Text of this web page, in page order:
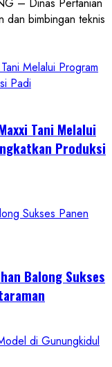
dan bimbingan teknis
Melalui Program
Padi
Tani Melalui
Produksi
Sukses Panen
Balong Sukses
di Gunungkidul